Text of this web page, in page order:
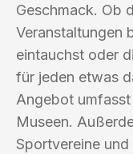
Geschmack. Ob
Veranstaltungen
eintauchst oder
für jeden etwas
Angebot
Museen.
Sportvereine